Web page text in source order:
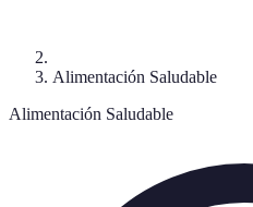
Alimentación Saludable
Alimentación Saludable